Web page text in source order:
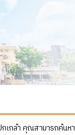
ล้า คุณสามารถค้นห